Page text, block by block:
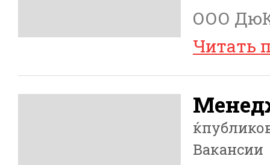
ООО
Читать
Вакансии